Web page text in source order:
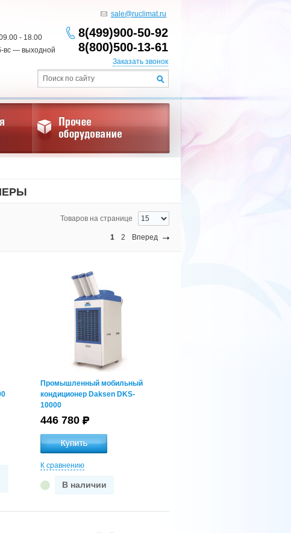
- 18.00
вс — выходной
sale@ruclimat.ru
8(499)900-50-92
8(800)500-13-61
Заказать звонок
Товаров на странице
1 2 Вперед
Промышленный мобильный
кондиционер Daksen DKS-
10000
446 780
К сравнению
В наличии